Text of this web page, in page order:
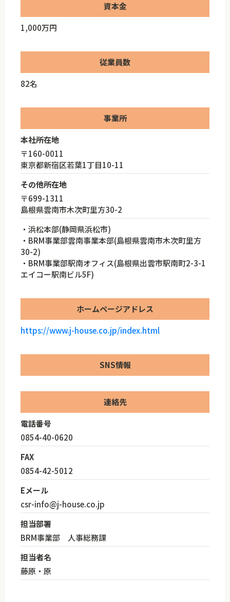
資本金
1,000万円
従業員数
82名
事業所
本社所在地
〒160-0011
東京都新宿区若葉1丁目10-11
その他所在地
〒699-1311
島根県雲南市木次町里方30-2
・浜松本部(静岡県浜松市)
・BRM事業部雲南事業本部(島根県雲南市木次町里方
30-2)
・BRM事業部駅南オフィス(島根県出雲市駅南町2-3-1
エイコー駅南ビル5F)
ホームページアドレス
https://www.j-house.co.jp/index.html
SNS情報
連絡先
電話番号
0854-40-0620
FAX
0854-42-5012
Eメール
csr-info@j-house.co.jp
担当部署
BRM事業部 人事総務課
担当者名
藤原・原